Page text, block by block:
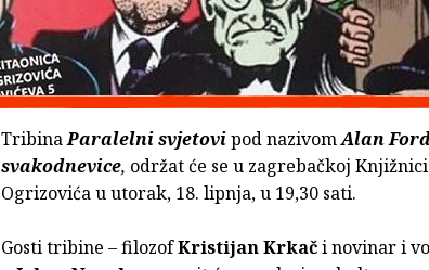
TribinaParalelni svjetovipod nazivomAlan
svakodnevice, održat će se u zagrebačkoj
Ogrizovića u utorak, 18. lipnja, u 19,30 sati.
Gosti tribine – filozofKristijan Krkači novinar i